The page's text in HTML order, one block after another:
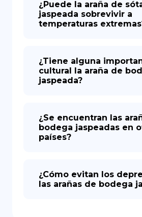
¿Puede la araña de
jaspeada sobrevivir a
temperaturas
¿Tiene alguna
cultural la araña de
jaspeada?
¿Se encuentran las
bodega jaspeadas en
países?
¿Cómo evitan los
las arañas de bodega